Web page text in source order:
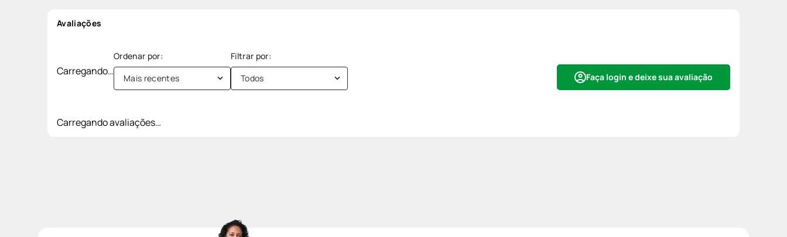
Avaliações
Carregando… Faça login e deixe sua avaliação
Mais recentes Todos
Carregando avaliações…